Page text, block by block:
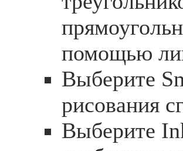
помощью
Выберите
рисования
Выберите